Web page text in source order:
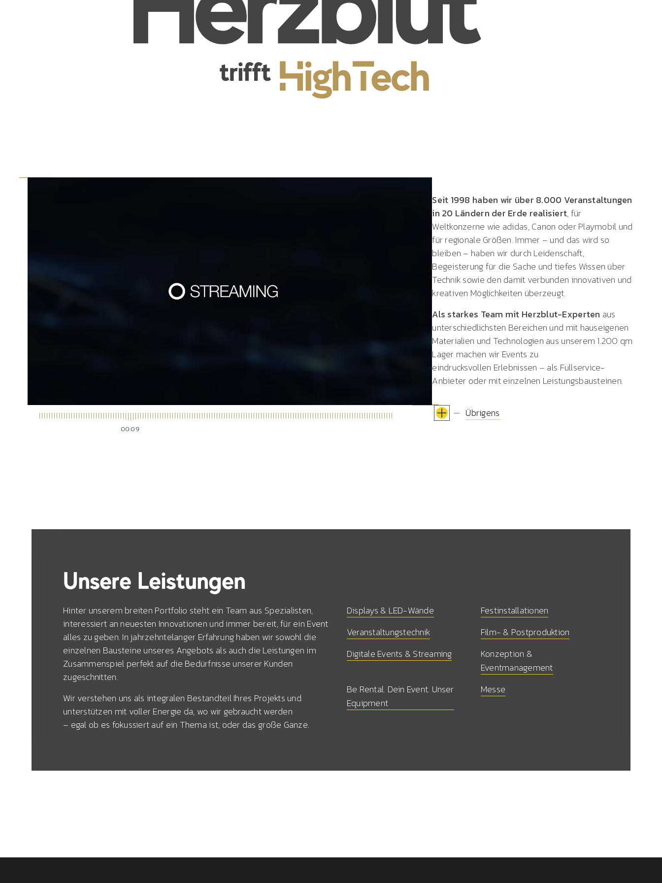
00:10
Seit 1998 haben wir über 8.000 Veranstaltungen
in 20 Ländern der Erde realisiert, für
Weltkonzerne wie adidas, Canon oder Playmobil und
für regionale Größen. Immer – und das wird so
bleiben – haben wir durch Leidenschaft,
Begeisterung für die Sache und tiefes Wissen über
Technik sowie den damit verbunden innovativen und
kreativen Möglichkeiten überzeugt.
Als starkes Team mit Herzblut-Experten aus
unterschiedlichsten Bereichen und mit hauseigenen
Materialien und Technologien aus unserem 1.200 qm
Lager machen wir Events zu
eindrucksvollen Erlebnissen – als Fullservice-
Anbieter oder mit einzelnen Leistungsbausteinen.
Übrigens
Unsere Leistungen
Hinter unserem breiten Portfolio steht ein Team aus Spezialisten,
interessiert an neuesten Innovationen und immer bereit, für ein Event
alles zu geben. In jahrzehntelanger Erfahrung haben wir sowohl die
einzelnen Bausteine unseres Angebots als auch die Leistungen im
Zusammenspiel perfekt auf die Bedürfnisse unserer Kunden
zugeschnitten.
Wir verstehen uns als integralen Bestandteil Ihres Projekts und
unterstützen mit voller Energie da, wo wir gebraucht werden
– egal ob es fokussiert auf ein Thema ist, oder das große Ganze.
Displays & LED-Wände
Festinstallationen
Veranstaltungstechnik
Film- & Postproduktion
Digitale Events & Streaming
Konzeption &
Eventmanagement
Be Rental. Dein Event. Unser
Equipment
Messe